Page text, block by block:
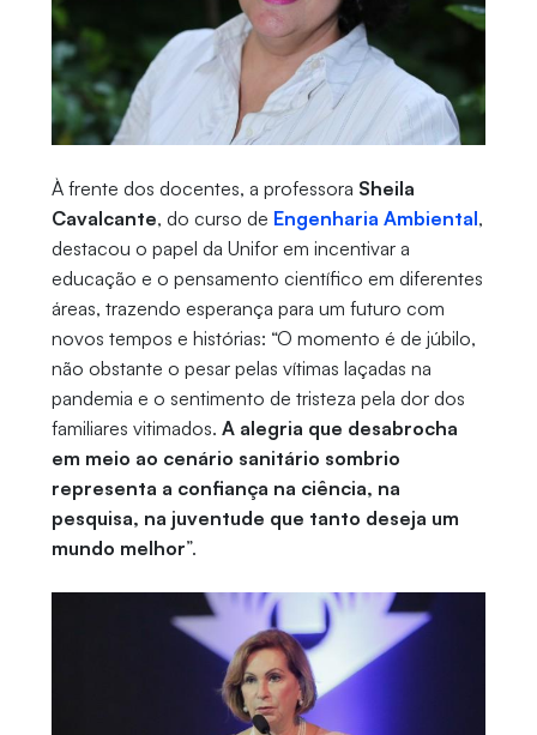
À frente dos docentes, a professora Sheila
Cavalcante, do curso de Engenharia Ambiental,
destacou o papel da Unifor em incentivar a
educação e o pensamento científico em diferentes
áreas, trazendo esperança para um futuro com
novos tempos e histórias: “O momento é de júbilo,
não obstante o pesar pelas vítimas laçadas na
pandemia e o sentimento de tristeza pela dor dos
familiares vitimados. A alegria que desabrocha
em meio ao cenário sanitário sombrio
representa a confiança na ciência, na
pesquisa, na juventude que tanto deseja um
mundo melhor”.